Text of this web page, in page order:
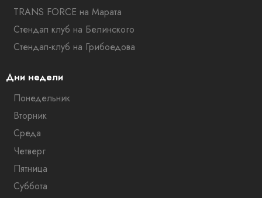
TRANS FORCE на Марата
Стендап клуб на Белинского
Стендап-клуб на Грибоедова
Дни недели
Понедельник
Вторник
Среда
Четверг
Пятница
Суббота